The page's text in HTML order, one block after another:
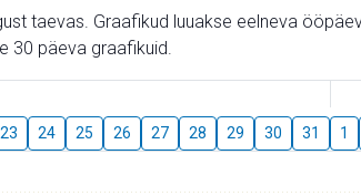
taevas. Graafikud luuakse eelneva
30 päeva graafikuid.
23 24 25 26 27 28 29 30 31 1